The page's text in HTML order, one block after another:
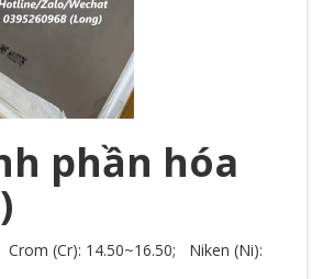
phần hóa
Crom (Cr): 14.50~16.50; Niken (Ni):